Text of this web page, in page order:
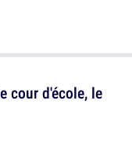
cour d'école, le